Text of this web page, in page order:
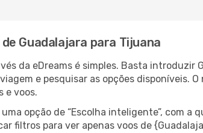
Guadalajara para Tijuana
da eDreams é simples. Basta
e pesquisar as opções disponíveis.
e voos.
opção de “Escolha inteligente”, com
filtros para ver apenas voos de